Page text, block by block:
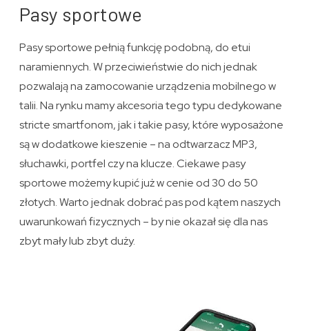
Pasy sportowe
Pasy sportowe pełnią funkcję podobną, do etui
naramiennych. W przeciwieństwie do nich jednak
pozwalają na zamocowanie urządzenia mobilnego w
talii. Na rynku mamy akcesoria tego typu dedykowane
stricte smartfonom, jak i takie pasy, które wyposażone
są w dodatkowe kieszenie – na odtwarzacz MP3,
słuchawki, portfel czy na klucze. Ciekawe pasy
sportowe możemy kupić już w cenie od 30 do 50
złotych. Warto jednak dobrać pas pod kątem naszych
uwarunkowań fizycznych – by nie okazał się dla nas
zbyt mały lub zbyt duży.